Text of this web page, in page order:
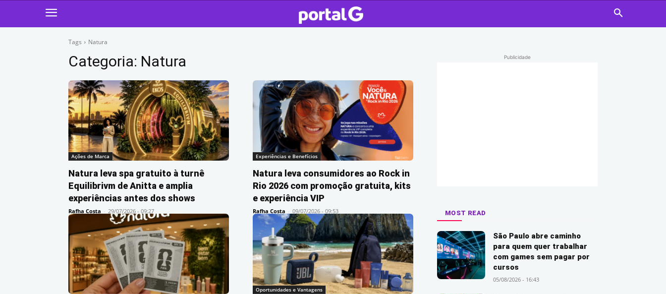
Tags Natura
Categoria: Natura
Ações de Marca
Natura leva spa gratuito à turnê
Equilibrivm de Anitta e amplia
experiências antes dos shows
Rafha Costa - 29/07/2026 - 09:27
Experiências e Benefícios
Natura leva consumidores ao Rock in
Rio 2026 com promoção gratuita, kits
e experiência VIP
Rafha Costa - 09/07/2026 - 09:53
Oportunidades e Vantagens
Publicidade
MOST READ
São Paulo abre caminho
para quem quer trabalhar
com games sem pagar por
cursos
05/08/2026 - 16:43